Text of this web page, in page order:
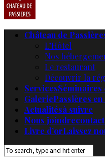
Château de
L’Hôtel
Nos
Le restaurant
Découvrir la
Services
GaleriePassières
Actualitésà suivre
Nous joindre
Livre d’orLaissez